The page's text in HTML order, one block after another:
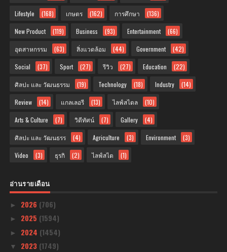
Lifestyle (168) เกษตร (162) การศึกษา (136)
New Product (119) Business (93) Entertainment (66)
อุตสาหกรรม (63) สิ่งแวดล้อม (44) Government (42)
Social (37) Sport (27) รีวิว (27) Education (22)
ศิลปะ และ วัฒนธรรม (19) Technology (18) Industry (14)
Review (14) แกลเลอรี (13) ไลฟ์สไตล (10)
Arts & Culture (7) วิดีทัศน์ (7) Gallery (4)
ศิลปะ และ วัฒนธรร (4) Agriculture (3) Environment (3)
Video (3) ธุรกิ (2) ไลฟ์สไต (1)
อ่านรายเดือน
► 2026 (706)
► 2025 (1594)
► 2024 (1454)
▼ 2023 (1749)